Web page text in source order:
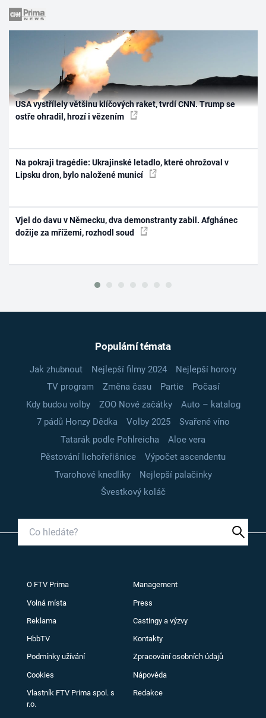
USA vystřílely většinu klíčových raket, tvrdí CNN. Trump se
ostře ohradil, hrozí i vězením
Na pokraji tragédie: Ukrajinské letadlo, které ohrožoval v
Lipsku dron, bylo naložené municí
Vjel do davu v Německu, dva demonstranty zabil. Afghánec
dožije za mřížemi, rozhodl soud
Populární témata
Jak zhubnout Nejlepší filmy 2024
Nejlepší horory
TV program
Změna času Partie
Počasí
Kdy budou volby
ZOO Nové začátky
Auto – katalog
7 pádů Honzy Dědka
Volby 2025
Svařené víno
Tatarák podle Pohlreicha
Aloe vera
Pěstování lichořeřišnice
Výpočet ascendentu
Tvarohové knedlíky
Nejlepší palačinky
Švestkový koláč
O FTV Prima Management
Volná místa Press
Reklama Castingy a výzvy
HbbTV Kontakty
Podmínky užívání Zpracování osobních údajů
Cookies Nápověda
Vlastník FTV Prima spol. s
r.o.
Redakce